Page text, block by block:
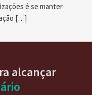
é se manter
[…]
alcançar